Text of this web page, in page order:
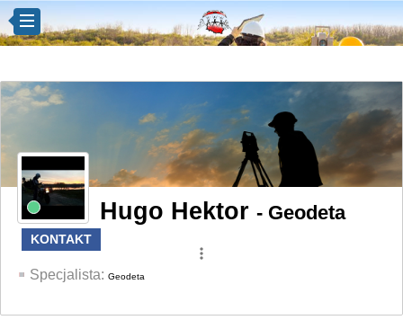
KONTAKT
Hugo Hektor - Geodeta
more_vert
Specjalista: Geodeta